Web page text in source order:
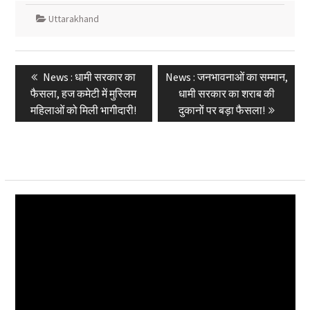
Uttarakhand
Post
navigation
Previous
post:
News : धामी सरकार का
फैसला, हज कमेटी में मुस्लिम
महिलाओं को मिली भागीदारी!
Next
post:
News : जनभावनाओं का सम्मान,
धामी सरकार का शराब की
दुकानों पर बड़ा फैसला!